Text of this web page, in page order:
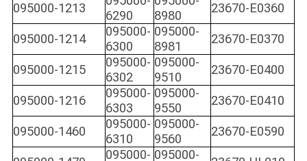
095000-1213
6290
8980
23670-E0360
095000-1214
095000-
6300
095000-
8981
23670-E0370
095000-1215
095000-
6302
095000-
9510
23670-E0400
095000-1216
095000-
6303
095000-
9550
23670-E0410
095000-1460
095000-
6310
095000-
9560
23670-E0590
095000- 095000-